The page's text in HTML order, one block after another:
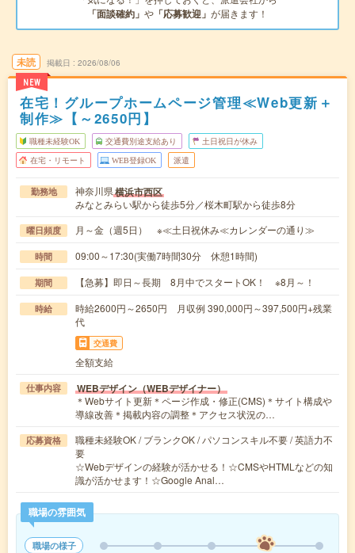
「面談確約」 や 「応募歓迎」 が届きます！
未読
NEW
掲載日 2026/08/06
在宅！グループホームページ管理≪Web更新＋
制作≫【～2650円】
職種未経験OK 交通費別途支給あり 土日祝日が休み
在宅・リモート WEB登録OK 派遣
勤務地 神奈川県横浜市西区
みなとみらい駅から徒歩5分／桜木町駅から徒歩8分
曜日頻度 月～金（週5日） ※≪土日祝休み≪カレンダーの通り≫
時間 09:00～17:30(実働7時間30分 休憩1時間)
期間 【急募】即日～長期 8月中でスタートOK！ ※8月～！
時給
時給2600円～2650円 月収例 390,000円～397,500円+残業
代
交通費
全額支給
仕事内容 WEBデザイン（WEBデザイナー）
＊Webサイト更新＊ページ作成・修正(CMS)＊サイト構成や
導線改善＊掲載内容の調整＊アクセス状況の…
応募資格
職種未経験OK / ブランクOK / パソコンスキル不要 / 英語力不
要
☆Webデザインの経験が活かせる！☆CMSやHTMLなどの知
識が活かせます！☆Google Anal…
職場の雰囲気
職場の様子